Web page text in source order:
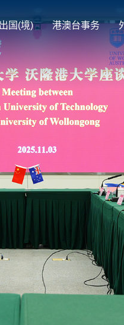
国(境) 港澳台事务